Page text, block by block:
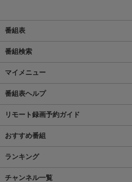
番組表
番組検索
マイメニュー
番組表ヘルプ
リモート録画予約ガイド
おすすめ番組
ランキング
チャンネル一覧